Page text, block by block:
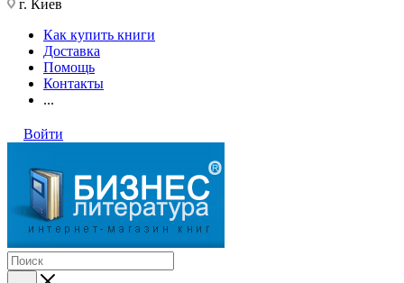
г. Киев
Как купить книги
Доставка
Помощь
Контакты
...
Войти